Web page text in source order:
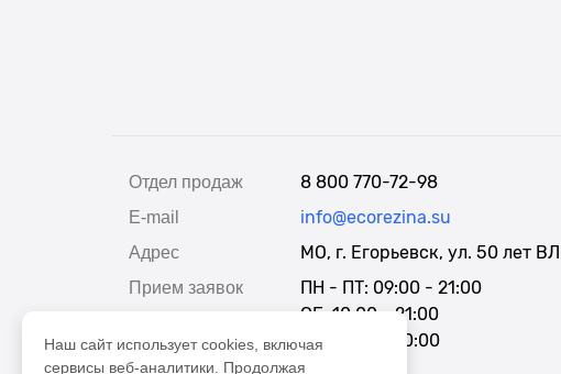
Отдел продаж 8 800 770-72-98
E-mail info@ecorezina.su
Адрес МО, г. Егорьевск, ул. 50 лет
Прием заявок
ПН - ПТ: 09:00 - 21:00
СБ: 10:00 - 21:00
ВС: 11:00 - 20:00
Наш сайт использует cookies, включая
сервисы веб-аналитики. Продолжая